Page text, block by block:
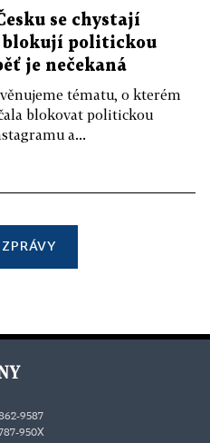
se chystají
blokují politickou
je nečekaná
tématu, o kterém
blokovat politickou
a...
9587
950X